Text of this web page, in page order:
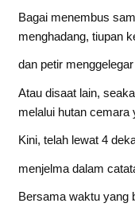
Bagai menembus
menghadang, tiupan
dan petir
Atau disaat lain,
melalui hutan cemara
Kini, telah lewat 4
menjelma dalam
Bersama waktu yang